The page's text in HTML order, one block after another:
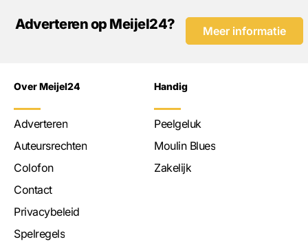
Adverteren op Meijel24? Meer informatie
Over Meijel24
Adverteren
Auteursrechten
Colofon
Contact
Privacybeleid
Spelregels
Handig
Peelgeluk
Moulin Blues
Zakelijk